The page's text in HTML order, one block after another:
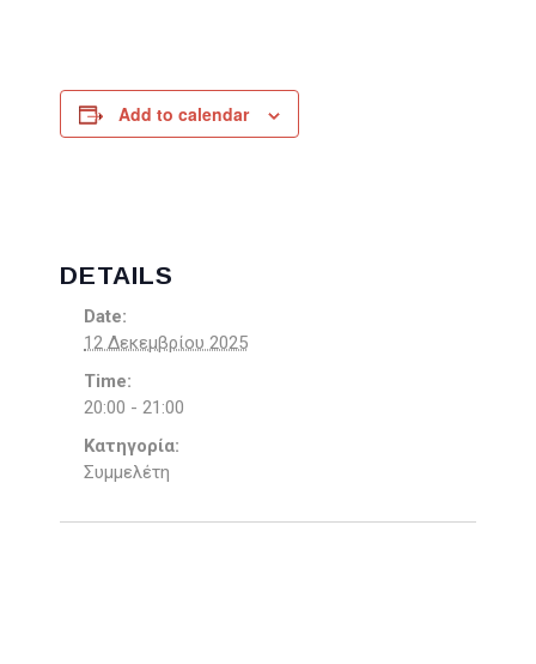
Add to calendar
DETAILS
Date:
12 Δεκεμβρίου 2025
Time:
20:00 - 21:00
Κατηγορία:
Συμμελέτη